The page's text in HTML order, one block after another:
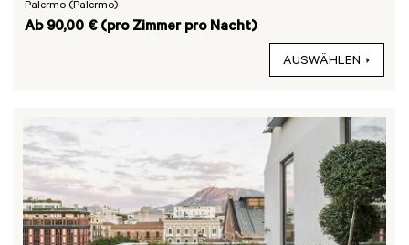
Palermo (Palermo)
Ab 90,00 € (pro Zimmer pro Nacht)
AUSWÄHLEN